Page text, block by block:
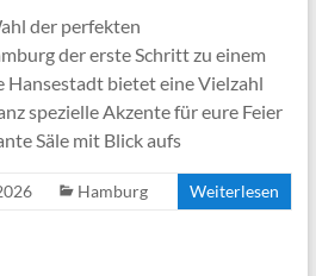
der perfekten
der erste Schritt zu einem
Hansestadt bietet eine Vielzahl
spezielle Akzente für eure Feier
Säle mit Blick aufs
Hamburg Weiterlesen